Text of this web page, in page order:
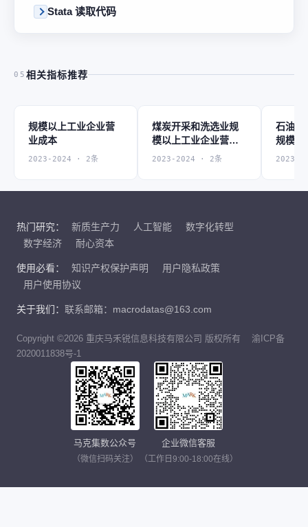
Stata 读取代码
05 相关指标推荐
规模以上工业企业营
业成本
2023-2024 · 2条
煤炭开采和洗选业规
模以上工业企业营业
成本
2023-2024 · 2条
石油和
规模以
业成本
2023-
热门研究： 新质生产力 人工智能
数字化转型
数字经济
耐心资本
使用必看： 知识产权保护声明
用户隐私政策
用户使用协议
关于我们： 联系邮箱：macrodatas@163.com
Copyright ©2026 重庆马禾锐信息科技有限公司 版权所有
渝ICP备
2020011838号-1
马克集数公众号
（微信扫码关注）
企业微信客服
（工作日9:00-18:00在线）